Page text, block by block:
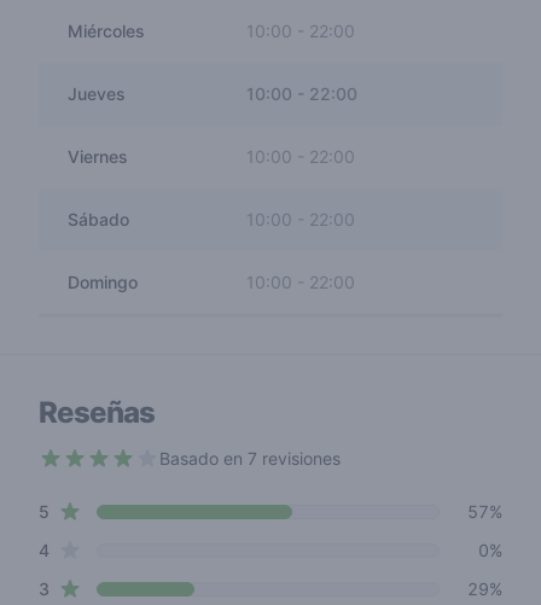
Miércoles 10:00 - 22:00
Jueves 10:00 - 22:00
Viernes 10:00 - 22:00
Sábado 10:00 22:00
Domingo 10:00 - 22:00
Reseñas
Basado en 7 revisiones
Review data
5 star reviews
57%
4star reviews
0%
3 star reviews
29%